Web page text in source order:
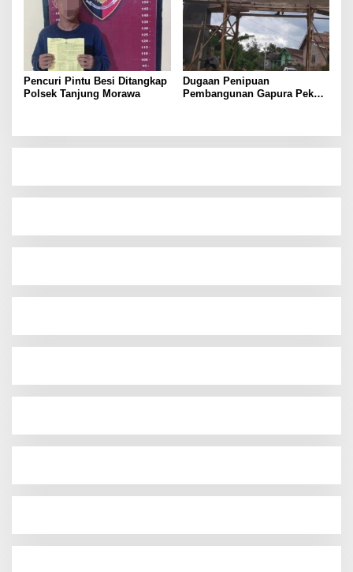
Pencuri Pintu Besi Ditangkap
Polsek Tanjung Morawa
Dugaan Penipuan
Pembangunan Gapura Pekon